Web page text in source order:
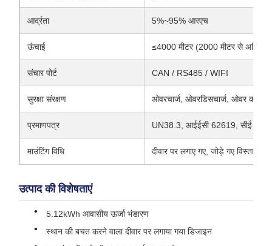
आर्द्रता 5%~95% आरएच
ऊंचाई ≤4000 मीटर (2000 मीटर से अधिक
संचार पोर्ट CAN / RS485 / WIFI
सुरक्षा संरक्षण ओवरचार्ज, ओवरडिसचार्ज, ओवर करंट,
प्रमाणपत्र UN38.3, आईईसी 62619, सीई
माउंटिंग विधि दीवार पर लगाए गए, जोड़े गए विस्तार
उत्पाद की विशेषताएं
5.12kWh आवासीय ऊर्जा भंडारण
स्थान की बचत करने वाला दीवार पर लगाया गया डिजाइन